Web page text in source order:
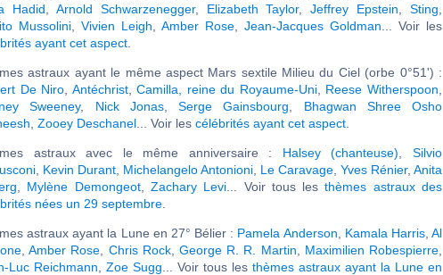
Hadid
Arnold Schwarzenegger, Elizabeth Taylor,Jeffrey Epstein Sting
Mussolini
Vivien Leigh Amber Rose Jean-Jacques Goldman ... Voir les
ayant cet aspect
astraux ayant le même aspect Mars sextile Milieu du Ciel (orbe 0°51') :
De Niro Antéchrist,Camilla, reine du Royaume-Uni, Reese Witherspoon
Sweeney, Nick Jonas, Serge Gainsbourg
Bhagwan Shree Osho
Zooey Deschanel ... Voir les célébrités ayant cet aspect
astraux avec le même anniversaire : Halsey (chanteuse) ,Silvio
Kevin Durant Michelangelo Antonioni Le Caravage Yves Rénier, Anita
Mylène Demongeot, Zachary Levi ... Voir tous lesthèmes astraux des
nées un 29 septembre
astraux ayant la Lune en 27° Bélier : Pamela Anderson Kamala Harris,Al
,Amber Rose Chris Rock,George R. R. Martin Maximilien Robespierre
Luc Reichmann
Zoe Sugg ... Voir tous les thèmes astraux ayant la Lune en